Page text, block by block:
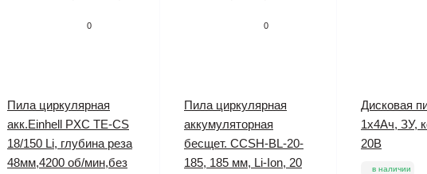
0
Пила циркулярная
акк.Einhell PXC TE-CS
18/150 Li, глубина реза
48мм,4200 об/мин,без
0
Пила циркулярная
аккумуляторная
бесщет. CCSH-BL-20-
185, 185 мм, Li-Ion, 20
Дисковая
1х4Ач, ЗУ,
20В
в наличии